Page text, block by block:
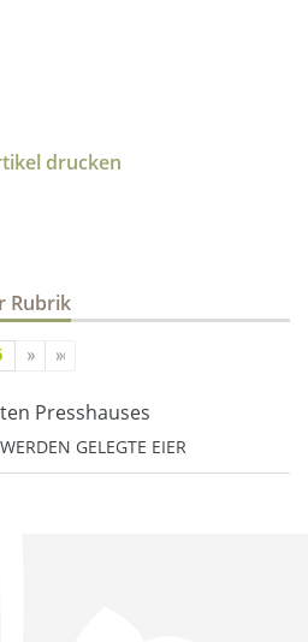
drucken
Rubrik
Presshauses
GELEGTE EIER